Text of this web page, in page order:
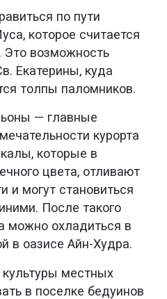
по пути
которое считается
возможность
Екатерины, куда
толпы паломников.
— главные
курорта
которые в
цвета, отливают
и могут становиться
После такого
можно охладиться в
в оазисе Айн-Худра.
местных
в поселке бедуинов